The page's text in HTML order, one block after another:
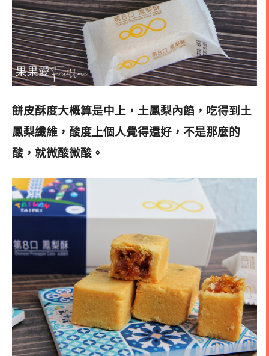
餅皮酥度大概算是中上，土鳳梨內餡，吃得到土
鳳梨纖維，酸度上個人覺得還好，不是那麼的
酸，就微酸微酸。